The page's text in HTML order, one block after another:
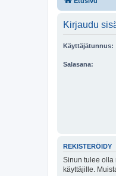
Kirjaudu
Käyttäjätunnus:
Salasana:
REKISTERÖIDY
Sinun tulee olla
käyttäjille.